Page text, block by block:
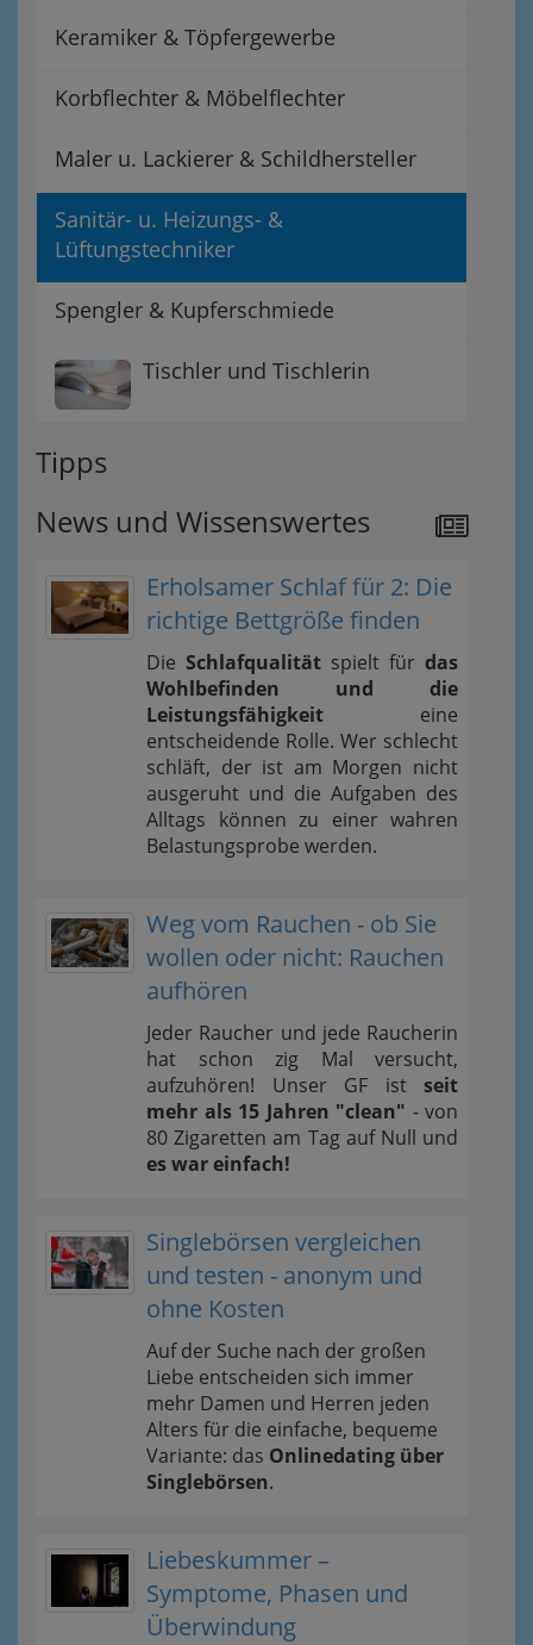
Keramiker & Töpfergewerbe
Korbflechter & Möbelflechter
Maler u. Lackierer & Schildhersteller
Sanitär- u. Heizungs- &
Lüftungstechniker
Spengler & Kupferschmiede
Tischler und Tischlerin
Tipps
News und Wissenswertes
Erholsamer Schlaf für 2: Die
richtige Bettgröße finden
Die Schlafqualität spielt für das
Wohlbefinden und die
Leistungsfähigkeit eine
entscheidende Rolle. Wer schlecht
schläft, der ist am Morgen nicht
ausgeruht und die Aufgaben des
Alltags können zu einer wahren
Belastungsprobe werden.
Weg vom Rauchen - ob Sie
wollen oder nicht: Rauchen
aufhören
Jeder Raucher und jede Raucherin
hat schon zig Mal versucht,
aufzuhören! Unser GF ist seit
mehr als 15 Jahren "clean" - von
80 Zigaretten am Tag auf Null und
es war einfach!
Singlebörsen vergleichen
und testen - anonym und
ohne Kosten
Auf der Suche nach der großen
Liebe entscheiden sich immer
mehr Damen und Herren jeden
Alters für die einfache, bequeme
Variante: das Onlinedating über
Singlebörsen.
Liebeskummer –
Symptome, Phasen und
Überwindung